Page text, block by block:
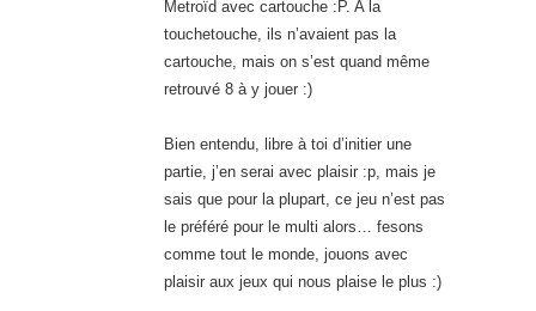
Metroïd avec cartouche :P. A la
touchetouche, ils n’avaient pas la
cartouche, mais on s’est quand même
retrouvé 8 à y jouer :)
Bien entendu, libre à toi d’initier une
partie, j’en serai avec plaisir :p, mais je
sais que pour la plupart, ce jeu n’est pas
le préféré pour le multi alors… fesons
comme tout le monde, jouons avec
plaisir aux jeux qui nous plaise le plus :)